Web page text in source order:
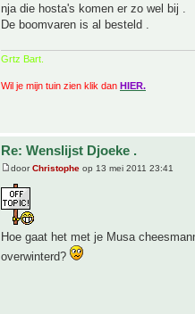
nja die hosta's komen er zo wel bij .
De boomvaren is al besteld .
Grtz Bart.
Wil je mijn tuin zien klik dan HIER.
Re: Wenslijst Djoeke .
doorChristophe op 13 mei 2011 23:41
Hoe gaat het met je Musa
overwinterd?